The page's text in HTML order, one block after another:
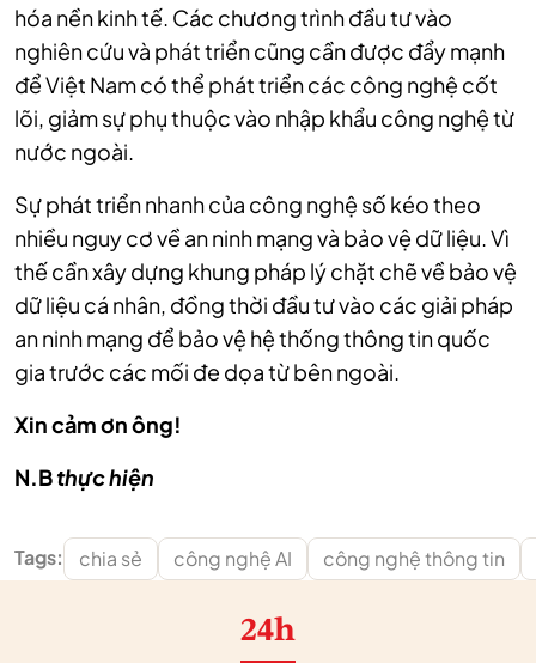
hóa nền kinh tế. Các chương trình đầu tư vào
nghiên cứu và phát triển cũng cần được đẩy mạnh
để Việt Nam có thể phát triển các công nghệ cốt
lõi, giảm sự phụ thuộc vào nhập khẩu công nghệ từ
nước ngoài.
Sự phát triển nhanh của công nghệ số kéo theo
nhiều nguy cơ về an ninh mạng và bảo vệ dữ liệu. Vì
thế cần xây dựng khung pháp lý chặt chẽ về bảo vệ
dữ liệu cá nhân, đồng thời đầu tư vào các giải pháp
an ninh mạng để bảo vệ hệ thống thông tin quốc
gia trước các mối đe dọa từ bên ngoài.
Xin cảm ơn ông!
N.Bthực hiện
Tags: chia sẻ công nghệ AI công nghệ thông tin
24h